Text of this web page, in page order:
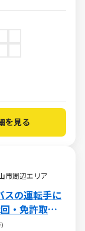
を見る
市周辺エリア
スの運転手に
・免許取得
年を迎える